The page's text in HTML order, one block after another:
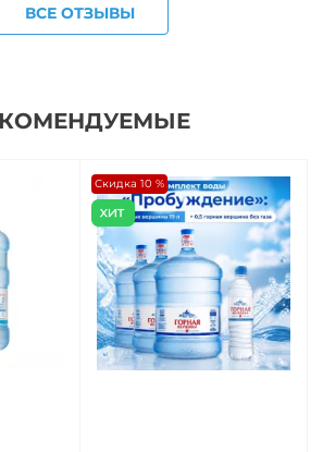
ВСЕ ОТЗЫВЫ
Скидка 10 %